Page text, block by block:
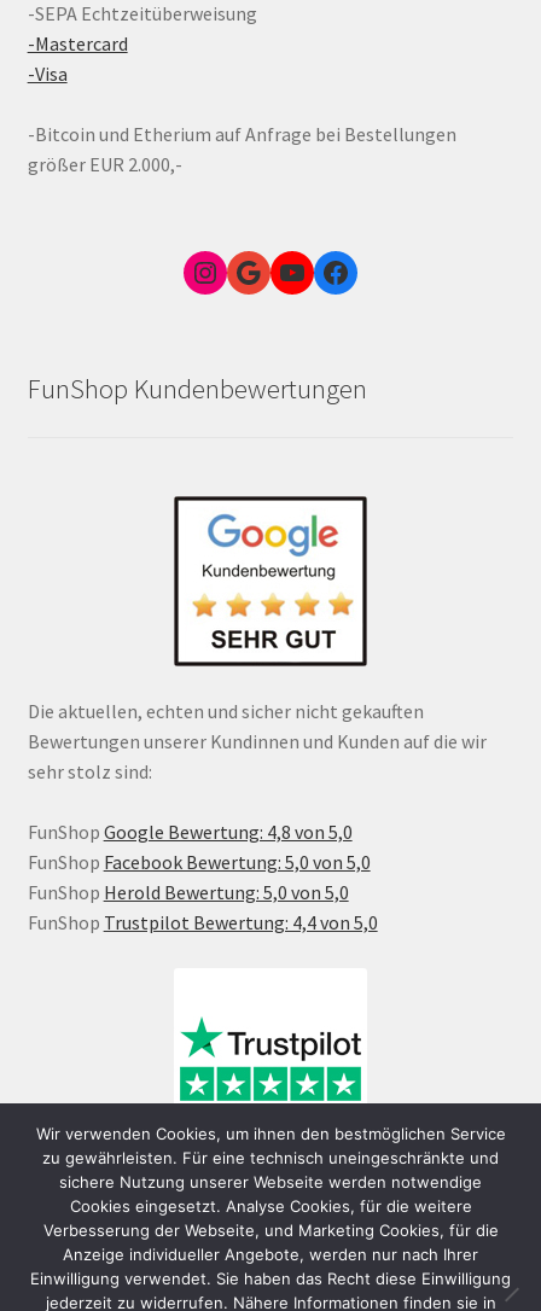
-SEPA Echtzeitüberweisung
-Mastercard
-Visa
-Bitcoin und Etherium auf Anfrage bei Bestellungen
größer EUR 2.000,-
Instagram
Google Link zum FunShop WienYouTubeFacebook
FunShop Kundenbewertungen
Die aktuellen, echten und sicher nicht gekauften
Bewertungen unserer Kundinnen und Kunden auf die wir
sehr stolz sind:
FunShop Google Bewertung: 4,8 von 5,0
FunShop Facebook Bewertung: 5,0 von 5,0
FunShop Herold Bewertung: 5,0 von 5,0
FunShop Trustpilot Bewertung: 4,4 von 5,0
Wir verwenden Cookies, um ihnen den bestmöglichen Service
zu gewährleisten. Für eine technisch uneingeschränkte und
sichere Nutzung unserer Webseite werden notwendige
Cookies eingesetzt. Analyse Cookies, für die weitere
Verbesserung der Webseite, und Marketing Cookies, für die
Anzeige individueller Angebote, werden nur nach Ihrer
Einwilligung verwendet. Sie haben das Recht diese Einwilligung
jederzeit zu widerrufen. Nähere Informationen finden sie in